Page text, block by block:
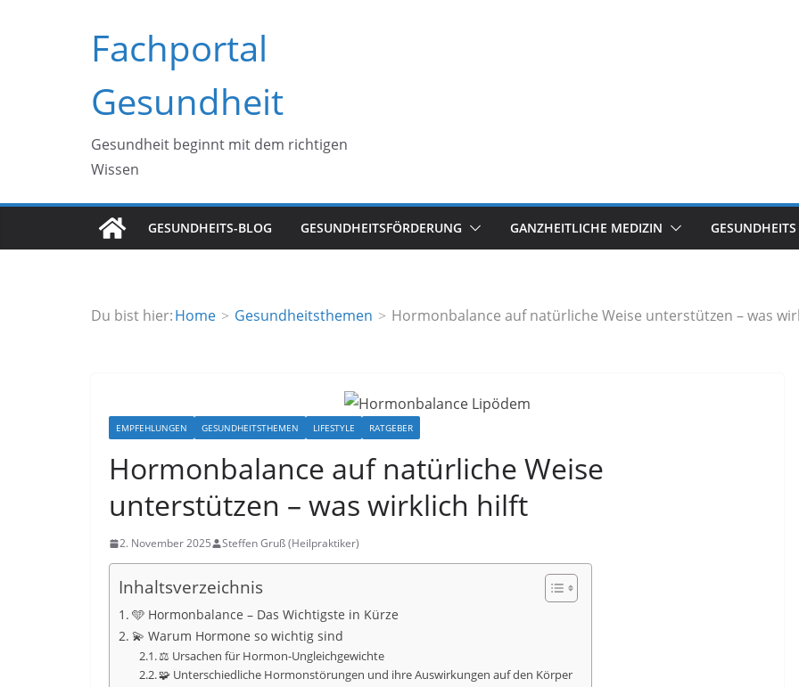
Fachportal
Gesundheit
Gesundheit beginnt mit dem richtigen
Wissen
GESUNDHEITS-BLOG GESUNDHEITSFÖRDERUNG GANZHEITLICHE MEDIZIN
Du bist hier:Home Gesundheitsthemen Hormonbalance auf natürliche Weise unterstützen – was
EMPFEHLUNGEN GESUNDHEITSTHEMEN LIFESTYLE RATGEBER
Hormonbalance auf natürliche Weise
unterstützen – was wirklich hilft
2. November 2025 Steffen Gruß (Heilpraktiker)
Inhaltsverzeichnis
🩵 Hormonbalance – Das Wichtigste in Kürze
💫 Warum Hormone so wichtig sind
⚖️ Ursachen für Hormon-Ungleichgewichte
🧩 Unterschiedliche Hormonstörungen und ihre Auswirkungen auf den Körper